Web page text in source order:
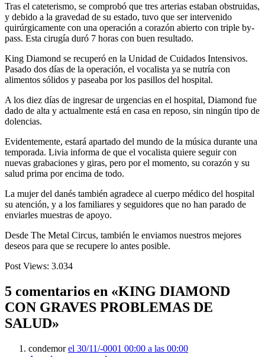
Tras el cateterismo, se comprobó que tres arterias estaban obstruidas,
y debido a la gravedad de su estado, tuvo que ser intervenido
quirúrgicamente con una operación a corazón abierto con triple by-
pass. Esta cirugía duró 7 horas con buen resultado.
King Diamond se recuperó en la Unidad de Cuidados Intensivos.
Pasado dos días de la operación, el vocalista ya se nutría con
alimentos sólidos y paseaba por los pasillos del hospital.
A los diez días de ingresar de urgencias en el hospital, Diamond fue
dado de alta y actualmente está en casa en reposo, sin ningún tipo de
dolencias.
Evidentemente, estará apartado del mundo de la música durante una
temporada. Livia informa de que el vocalista quiere seguir con
nuevas grabaciones y giras, pero por el momento, su corazón y su
salud prima por encima de todo.
La mujer del danés también agradece al cuerpo médico del hospital
su atención, y a los familiares y seguidores que no han parado de
enviarles muestras de apoyo.
Desde The Metal Circus, también le enviamos nuestros mejores
deseos para que se recupere lo antes posible.
Post Views: 3.034
5 comentarios en «KING DIAMOND
CON GRAVES PROBLEMAS DE
SALUD»
condemor el 30/11/-0001 00:00 a las 00:00